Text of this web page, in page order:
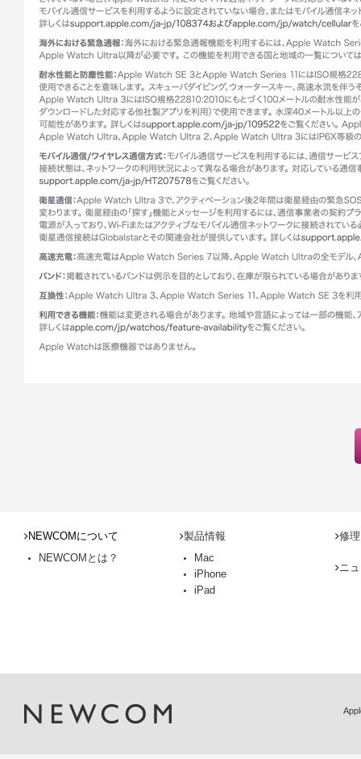
NEWCOMについて
NEWCOMとは？
製品情報
Mac
iPhone
iPad
修
ニ